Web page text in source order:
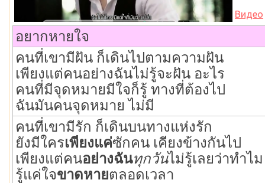
Видео
อยากหายใจ
คนที่เขามีฝัน ก็เดินไปตามความฝัน
เพียงแต่คนอย่างฉันไม่รู้จะฝัน อะไร
คนที่มีจุดหมายมีใจก็รู้ ทางที่ต้องไป
ฉันมันคนจุดหมาย ไม่มี
คนที่เขามีรัก ก็เดินบนทางแห่งรัก
ยังมีใครเพียงแค่ซักคน เคียงข้างกันไป
เพียงแต่คนอย่างฉันทุกวันไม่รู้เลยว่าทำไม
รู้แค่ใจขาดหายตลอดเวลา